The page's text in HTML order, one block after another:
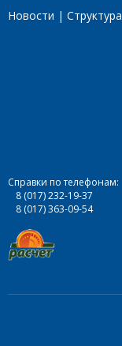
Новости Структура
Справки по телефонам:
8 (017) 232-19-37
8 (017) 363-09-54